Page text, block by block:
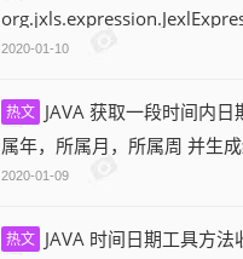
inaccessible or unknown
2020-01-10
热文 JAVA 获取一段时间内
属年，所属月，所属周 并生
map （注：统一以比较日期所
2020-01-09
热文 JAVA 时间日期工具方